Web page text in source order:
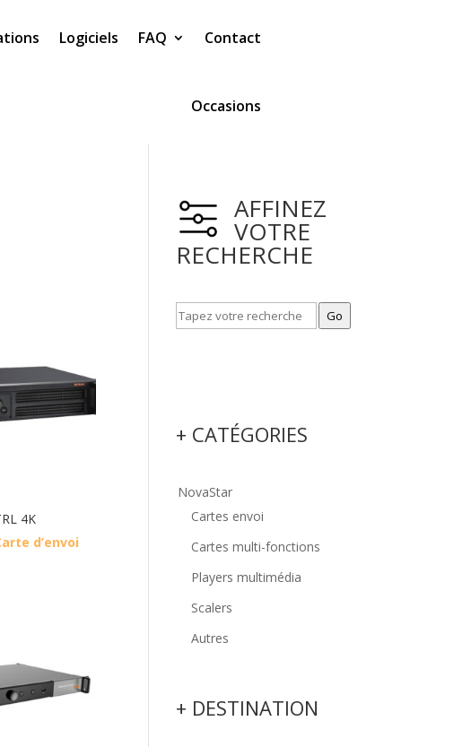
Logiciels FAQ Contact
Occasions
4K
d’envoi
AFFINEZ
VOTRE
RECHERCHE
Go
+ CATÉGORIES
NovaStar
Cartes envoi
Cartes multi-fonctions
Players multimédia
Scalers
Autres
+ DESTINATION